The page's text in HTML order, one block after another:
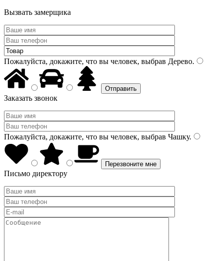
Вызвать замерщика
Пожалуйста, докажите, что вы человек, выбрав Дерево.
Заказать звонок
Пожалуйста, докажите, что вы человек, выбрав Чашку.
Письмо директору